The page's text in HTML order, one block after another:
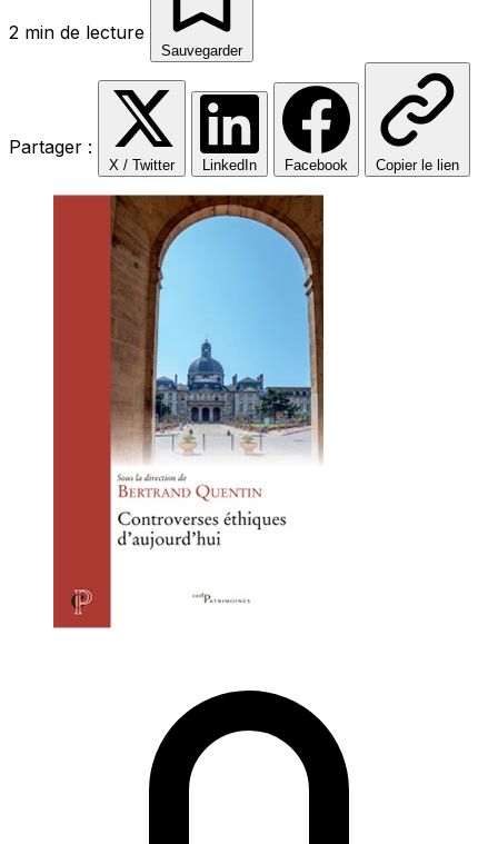
2 min de lecture
Sauvegarder
Partager :
X / Twitter LinkedIn Facebook Copier le lien